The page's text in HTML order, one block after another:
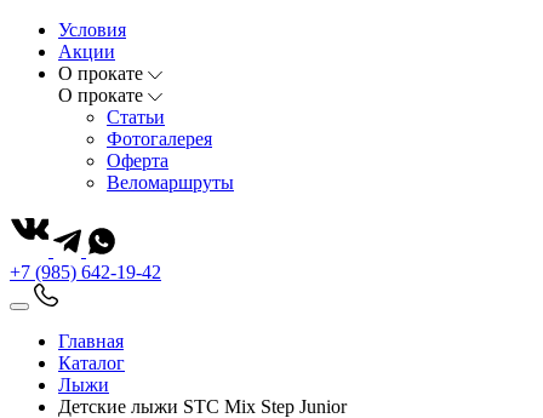
Условия
Акции
О прокате
О прокате
Статьи
Фотогалерея
Оферта
Веломаршруты
+7 (985) 642-19-42
Главная
Каталог
Лыжи
Детские лыжи STC Mix Step Junior